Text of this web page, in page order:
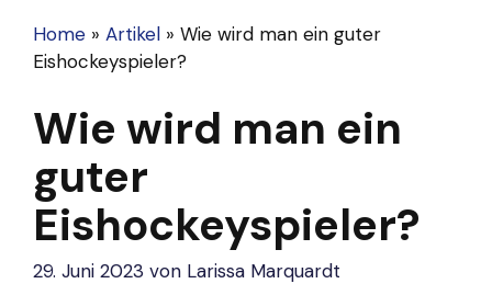
Home » Artikel » Wie wird man ein guter
Eishockeyspieler?
Wie wird man ein
guter
Eishockeyspieler?
29. Juni 2023 von Larissa Marquardt